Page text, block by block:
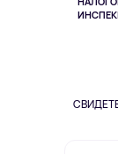
Здоровье
Одежда и